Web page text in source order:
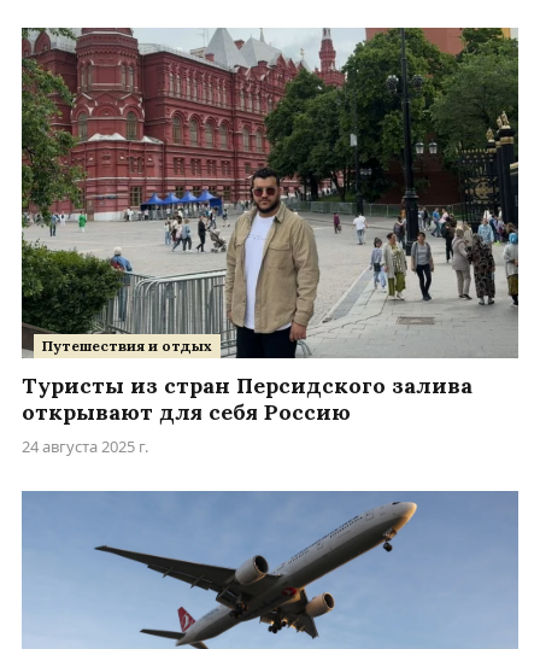
Путешествия и отдых
Туристы из стран Персидского залива
открывают для себя Россию
24 августа 2025 г.